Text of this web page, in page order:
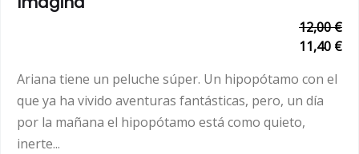
12,00 €
11,40 €
Ariana tiene un peluche súper. Un hipopótamo con el
que ya ha vivido aventuras fantásticas, pero, un día
por la mañana el hipopótamo está como quieto,
inerte...